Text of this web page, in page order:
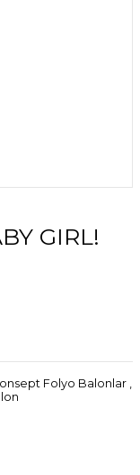
GIRL!
Folyo Balonlar ,